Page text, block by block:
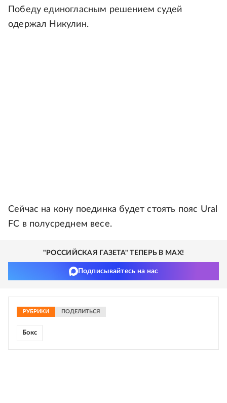
Победу единогласным решением судей
одержал Никулин.
Сейчас на кону поединка будет стоять пояс Ural
FC в полусреднем весе.
"РОССИЙСКАЯ ГАЗЕТА" ТЕПЕРЬ В MAX!
Подписывайтесь на нас
РУБРИКИ ПОДЕЛИТЬСЯ
Бокс